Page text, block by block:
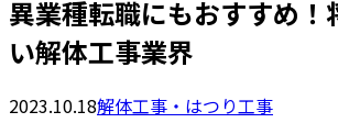
異業種転職にもおすすめ！
い解体工事業界
2023.10.18解体工事・はつり工事